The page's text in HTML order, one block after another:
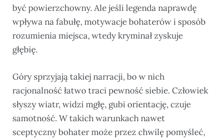
być powierzchowny. Ale jeśli legenda naprawdę
wpływa na fabułę, motywacje bohaterów i sposób
rozumienia miejsca, wtedy kryminał zyskuje
głębię.
Góry sprzyjają takiej narracji, bo w nich
racjonalność łatwo traci pewność siebie. Człowiek
słyszy wiatr, widzi mgłę, gubi orientację, czuje
samotność. W takich warunkach nawet
sceptyczny bohater może przez chwilę pomyśleć,